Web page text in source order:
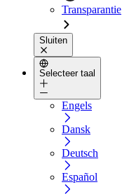
Transparantie
Sluiten
Selecteer taal
Engels
Dansk
Deutsch
Español